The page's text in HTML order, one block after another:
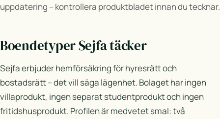
uppdatering – kontrollera produktbladet innan du tecknar.
Boendetyper Sejfa täcker
Sejfa erbjuder hemförsäkring för hyresrätt och
bostadsrätt – det vill säga lägenhet. Bolaget har ingen
villaprodukt, ingen separat studentprodukt och ingen
fritidshusprodukt. Profilen är medvetet smal: två